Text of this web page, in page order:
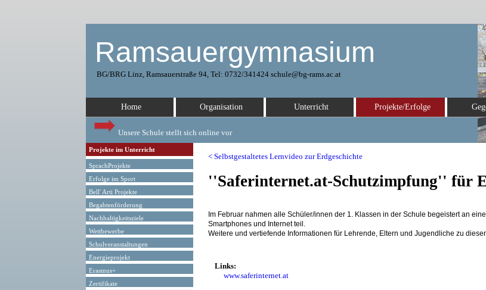
Ramsauergymnasium
BG/BRG Linz, Ramsauerstraße 94, Tel: 0732/341424 schule@bg-rams.ac.at
Unsere Schule stellt sich online vor
Home Organisation Unterricht Projekte/Erfolge
Projekte im Unterricht
SprachProjekte
Erfolge im Sport
Bell' Arti Projekte
Begabtenförderung
Nachhaltigkeitsziele
Wettbewerbe
Schulveranstaltungen
Energieprojekt
Erasmus+
Zertifikate
< Selbstgestaltetes Lernvideo zur Erdgeschichte
''Saferinternet.at-Schutzimpfung'' für
Im Februar nahmen alle Schüler/innen der 1. Klassen in der Schule begeistert an
Smartphones und Internet teil.
Weitere und vertiefende Informationen für Lehrende, Eltern und Jugendliche zu
Links:
www.saferinternet.at